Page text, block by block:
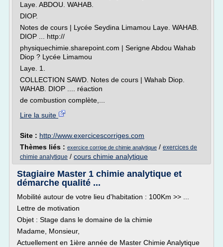
Laye. ABDOU. WAHAB.
DIOP.
Notes de cours | Lycée Seydina Limamou Laye. WAHAB.
DIOP ... http://
physiquechimie.sharepoint.com | Serigne Abdou Wahab
Diop ? Lycée Limamou
Laye. 1.
COLLECTION SAWD. Notes de cours | Wahab Diop.
WAHAB. DIOP .... réaction
de combustion complète,...
Lire la suite
Site : http://www.exercicescorriges.com
Thèmes liés : exercice corrige de chimie analytique / exercices de
chimie analytique / cours chimie analytique
Stagiaire Master 1 chimie analytique et
démarche qualité ...
Mobilité autour de votre lieu d'habitation : 100Km >> ...
Lettre de motivation
Objet : Stage dans le domaine de la chimie
Madame, Monsieur,
Actuellement en 1ière année de Master Chimie Analytique